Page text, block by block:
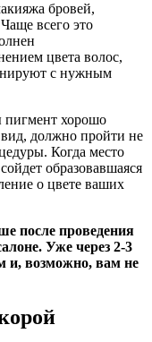
бровей,
всего это
цвета волос,
с нужным
пигмент хорошо
должно пройти не
Когда место
образовавшаяся
о цвете ваших
после проведения
Уже через 2-3
и, возможно, вам не